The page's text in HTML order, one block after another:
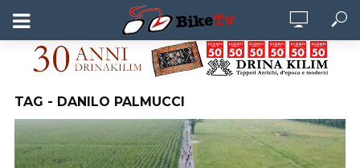
TAG - DANILO PALMUCCI